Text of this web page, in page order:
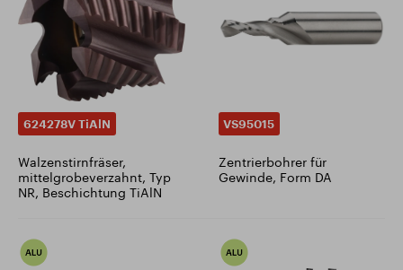
624278V TiAlN
Walzenstirnfräser,
mittelgrobeverzahnt, Typ
NR, Beschichtung TiAlN
VS95015
Zentrierbohrer für
Gewinde, Form DA